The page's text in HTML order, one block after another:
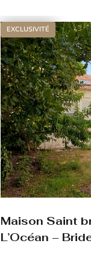
EXCLUSIVITÉ
Maison Saint
L’Océan –